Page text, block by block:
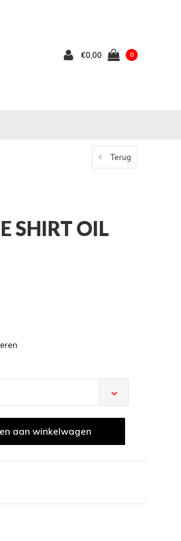
€0,00 0
Terug
SHIRT OIL
aan winkelwagen